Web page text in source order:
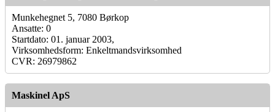
Munkehegnet 5, 7080 Børkop
Ansatte: 0
Startdato: 01. januar 2003,
Virksomhedsform: Enkeltmandsvirksomhed
CVR: 26979862
Maskinel ApS